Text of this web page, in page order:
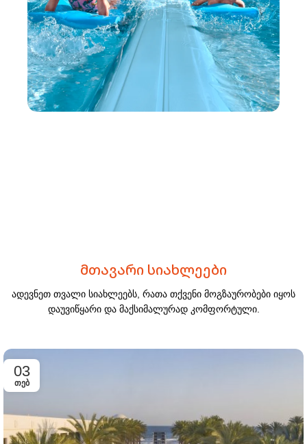
მთავარი სიახლეები
ადევნეთ თვალი სიახლეებს, რათა თქვენი მოგზაურობები იყოს
დაუვიწყარი და მაქსიმალურად კომფორტული.
03
ᲗᲔᲑ